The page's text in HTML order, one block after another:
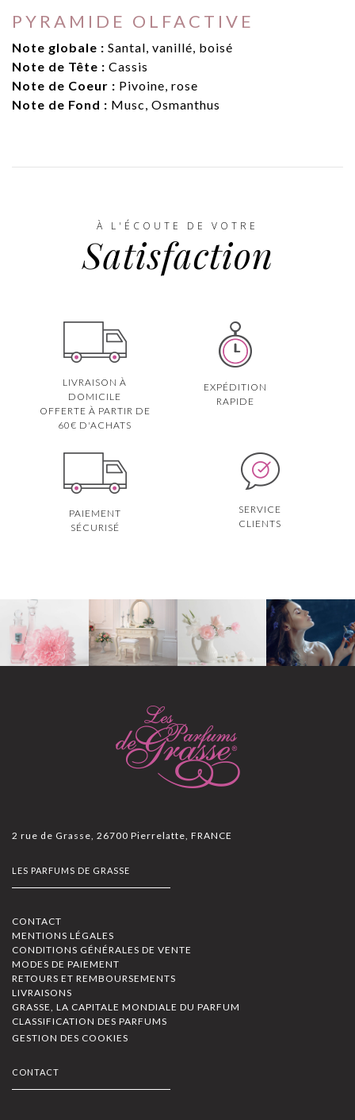
PYRAMIDE OLFACTIVE
Note globale : Santal, vanillé, boisé
Note de Tête : Cassis
Note de Coeur : Pivoine, rose
Note de Fond : Musc, Osmanthus
À L'ÉCOUTE DE VOTRE
Satisfaction
LIVRAISON À
DOMICILE
OFFERTE À PARTIR DE
60€ D'ACHATS
EXPÉDITION
RAPIDE
PAIEMENT
SÉCURISÉ
SERVICE
CLIENTS
2 rue de Grasse, 26700 Pierrelatte, FRANCE
LES PARFUMS DE GRASSE
CONTACT
MENTIONS LÉGALES
CONDITIONS GÉNÉRALES DE VENTE
MODES DE PAIEMENT
RETOURS ET REMBOURSEMENTS
LIVRAISONS
GRASSE, LA CAPITALE MONDIALE DU PARFUM
CLASSIFICATION DES PARFUMS
GESTION DES COOKIES
CONTACT